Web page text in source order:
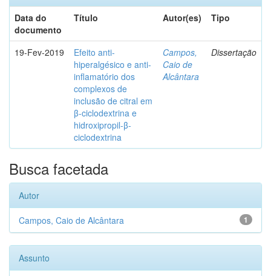
Data do
documento
Título Autor(es) Tipo
19-Fev-2019
Efeito anti-
hiperalgésico e anti-
inflamatório dos
complexos de
inclusão de citral em
β-ciclodextrina e
hidroxipropil-β-
ciclodextrina
Campos,
Caio de
Alcântara
Dissertação
Busca facetada
Autor
1
Campos, Caio de Alcântara
Assunto